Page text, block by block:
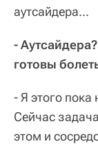
аутсайдера...
-
готовы
- Я этого
Сейчас
этом и